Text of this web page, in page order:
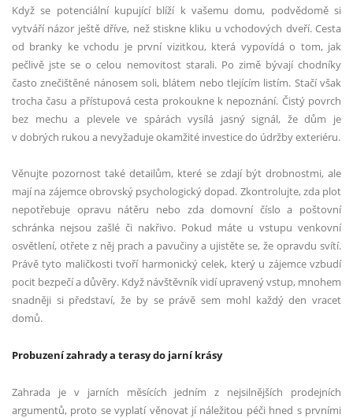
Když se potenciální kupující blíží k vašemu domu, podvědomě si
vytváří názor ještě dříve, než stiskne kliku u vchodových dveří. Cesta
od branky ke vchodu je první vizitkou, která vypovídá o tom, jak
pečlivě jste se o celou nemovitost starali. Po zimě bývají chodníky
často znečištěné nánosem soli, blátem nebo tlejícím listím. Stačí však
trocha času a přístupová cesta prokoukne k nepoznání. Čistý povrch
bez mechu a plevele ve spárách vysílá jasný signál, že dům je
v dobrých rukou a nevyžaduje okamžité investice do údržby exteriéru.
Věnujte pozornost také detailům, které se zdají být drobnostmi, ale
mají na zájemce obrovský psychologický dopad. Zkontrolujte, zda plot
nepotřebuje opravu nátěru nebo zda domovní číslo a poštovní
schránka nejsou zašlé či nakřivo. Pokud máte u vstupu venkovní
osvětlení, otřete z něj prach a pavučiny a ujistěte se, že opravdu svítí.
Právě tyto maličkosti tvoří harmonický celek, který u zájemce vzbudí
pocit bezpečí a důvěry. Když návštěvník vidí upravený vstup, mnohem
snadněji si představí, že by se právě sem mohl každý den vracet
domů.
Probuzení zahrady a terasy do jarní krásy
Zahrada je v jarních měsících jedním z nejsilnějších prodejních
argumentů, proto se vyplatí věnovat jí náležitou péči hned s prvními